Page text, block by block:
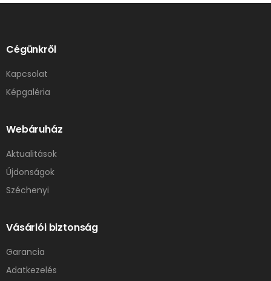
Cégünkről
Kapcsolat
Képgaléria
Webáruház
Aktualitások
Újdonságok
Széchenyi
Vásárlói biztonság
Garancia
Adatkezelés